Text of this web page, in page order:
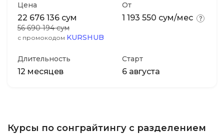
Цена
22 676 136 сум
56 690 194 сум
с промокодом KURSHUB
От
1 193 550 сум/мес
Длительность
12 месяцев
Старт
6 августа
Курсы по сонграйтингу с разделением